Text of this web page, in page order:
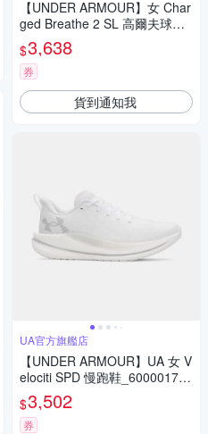
【UNDER ARMOUR】女 Char
ged Breathe 2 SL 高爾夫球鞋_
3026403-101
$3,638
券
貨到通知我
UA官方旗艦店
【UNDER ARMOUR】UA 女 V
elociti SPD 慢跑鞋_6000017-1
03
$3,502
券